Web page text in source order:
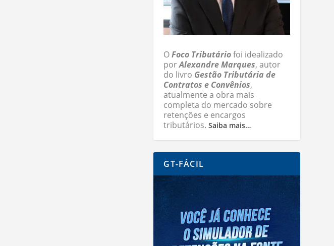
OFoco Tributáriofoi idealizado
porAlexandre Marques, autor
do livro Gestão Tributária de
Contratos e Convênios,
atualmente a obra mais
completa do mercado sobre
retenções e encargos
tributários.Saiba mais…
GT-FÁCIL